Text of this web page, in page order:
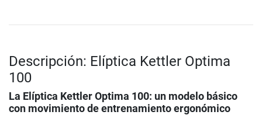
Descripción: Elíptica Kettler Optima
100
La Elíptica Kettler Optima 100: un modelo básico
con movimiento de entrenamiento ergonómico